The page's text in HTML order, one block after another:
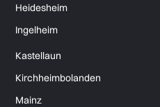
Heidesheim
Ingelheim
Kastellaun
Kirchheimbolanden
Mainz